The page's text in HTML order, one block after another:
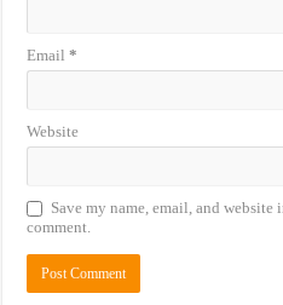
Email*
Website
Save my name, email, and
comment.